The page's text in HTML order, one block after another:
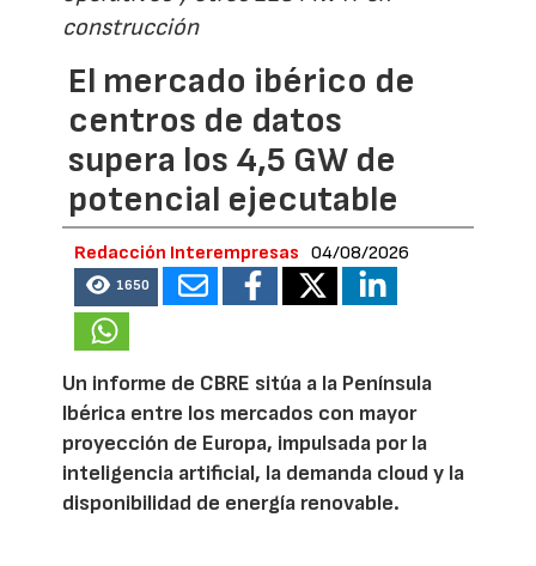
construcción
El mercado ibérico de
centros de datos
supera los 4,5 GW de
potencial ejecutable
Redacción Interempresas 04/08/2026
1650
Un informe de CBRE sitúa a la Península
Ibérica entre los mercados con mayor
proyección de Europa, impulsada por la
inteligencia artificial, la demanda cloud y la
disponibilidad de energía renovable.